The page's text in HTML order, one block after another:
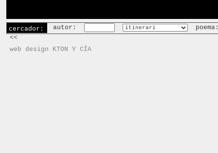
cercador: autor:
<<
web design KTON Y CÍA